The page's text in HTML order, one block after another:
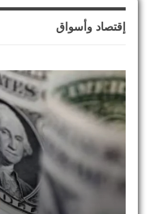
إقتصاد وأسواق